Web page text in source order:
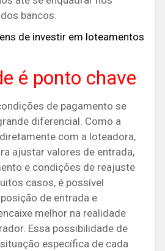
bancos.
de investir em loteamentos
é ponto chave
de pagamento se
diferencial. Como a
com a loteadora,
ajustar valores de entrada,
e condições de reajuste
casos, é possível
de entrada e
melhor na realidade
Essa possibilidade de
específica de cada